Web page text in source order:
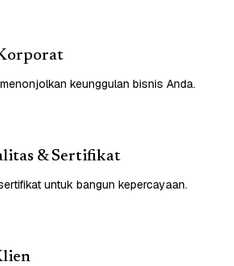
keunggulan bisnis Anda.
& Sertifikat
untuk bangun kepercayaan.